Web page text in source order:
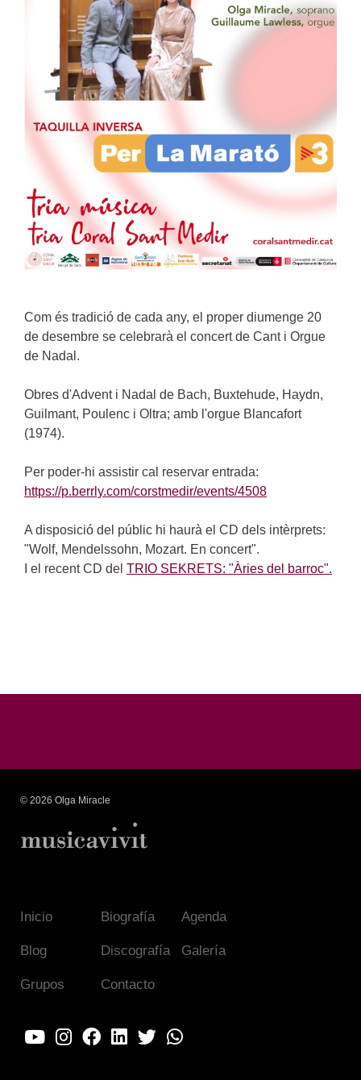
Com és tradició de cada any, el proper diumenge 20
de desembre se celebrarà el concert de Cant i Orgue
de Nadal.
Obres d'Advent i Nadal de Bach, Buxtehude, Haydn,
Guilmant, Poulenc i Oltra; amb l'orgue Blancafort
(1974).
Per poder-hi assistir cal reservar entrada:
https://p.berrly.com/corstmedir/events/4508
A disposició del públic hi haurà el CD dels intèrprets:
"Wolf, Mendelssohn, Mozart. En concert".
I el recent CD del TRIO SEKRETS: "Àries del barroc".
© 2026 Olga Miracle
Inicio Biografía Agenda
Blog Discografía Galería
Grupos Contacto